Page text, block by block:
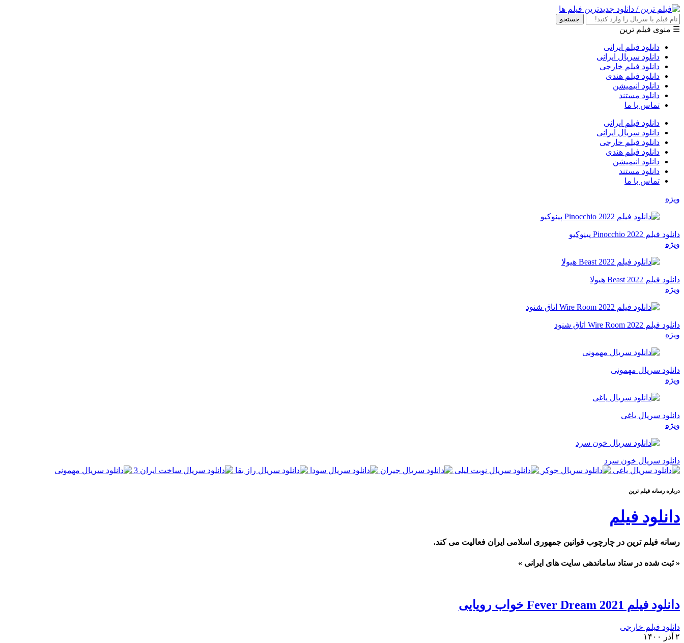
جستجو
☰ منوی فیلم ترین
دانلود فیلم ایرانی
دانلود سریال ایرانی
دانلود فیلم خارجی
دانلود فیلم هندی
دانلود انیمیشن
دانلود مستند
تماس با ما
دانلود فیلم ایرانی
دانلود سریال ایرانی
دانلود فیلم خارجی
دانلود فیلم هندی
دانلود انیمیشن
دانلود مستند
تماس با ما
ویژه
دانلود فیلم Pinocchio 2022 پینوکیو
ویژه
دانلود فیلم Beast 2022 هیولا
ویژه
دانلود فیلم Wire Room 2022 اتاق شنود
ویژه
دانلود سریال مهمونی
ویژه
دانلود سریال یاغی
ویژه
دانلود سریال خون سرد
درباره رسانه فيلم ترين
دانلود فیلم
رسانه فیلم ترین در چارچوب قوانین جمهوری اسلامی ایران فعالیت می کند.
« ثبت شده در ستاد ساماندهی سایت های ایرانی »
دانلود فیلم Fever Dream 2021 خواب رویایی
دانلود فیلم خارجی
۲ آذر ۱۴۰۰